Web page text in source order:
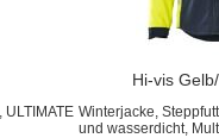
Hi-vis
Winterjacke,
und wasserdicht,